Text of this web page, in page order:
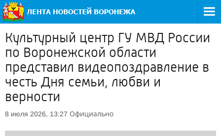
Культурный центр ГУ МВД России
по Воронежской области
представил видеопоздравление в
честь Дня семьи, любви и
верности
8 июля 2026, 13:27 Официально